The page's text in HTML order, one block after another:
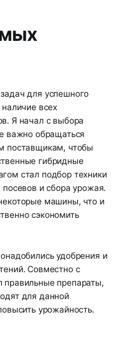
для успешного
всех
Я начал с выбора
важно обращаться
поставщикам, чтобы
гибридные
стал подбор техники
и сбора урожая.
машины, что и
сэкономить
удобрения и
Совместно с
препараты,
для данной
урожайность.